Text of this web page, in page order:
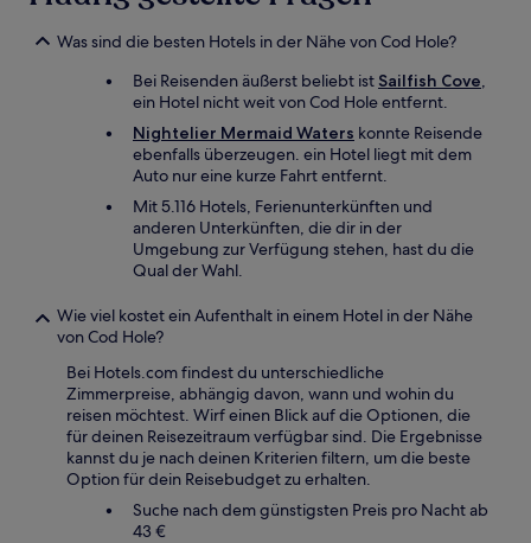
Was sind die besten Hotels in der Nähe von Cod Hole?
Bei Reisenden äußerst beliebt ist Sailfish Cove,
ein Hotel nicht weit von Cod Hole entfernt.
Nightelier Mermaid Waters konnte Reisende
ebenfalls überzeugen. ein Hotel liegt mit dem
Auto nur eine kurze Fahrt entfernt.
Mit 5.116 Hotels, Ferienunterkünften und
anderen Unterkünften, die dir in der
Umgebung zur Verfügung stehen, hast du die
Qual der Wahl.
Wie viel kostet ein Aufenthalt in einem Hotel in der Nähe
von Cod Hole?
Bei Hotels.com findest du unterschiedliche
Zimmerpreise, abhängig davon, wann und wohin du
reisen möchtest. Wirf einen Blick auf die Optionen, die
für deinen Reisezeitraum verfügbar sind. Die Ergebnisse
kannst du je nach deinen Kriterien filtern, um die beste
Option für dein Reisebudget zu erhalten.
Suche nach dem günstigsten Preis pro Nacht ab
43 €